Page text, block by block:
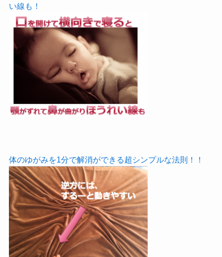
い線も！
体のゆがみを1分で解消ができる超シンプルな法則！！